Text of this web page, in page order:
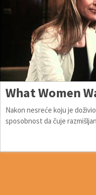
What Women
Nakon nesreće koju je
sposobnost da čuje